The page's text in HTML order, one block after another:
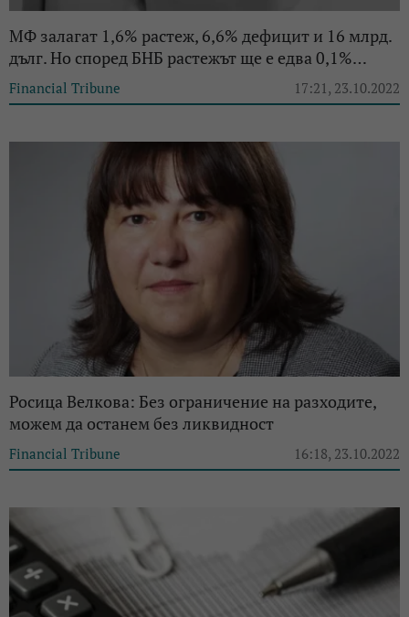
МФ залагат 1,6% растеж, 6,6% дефицит и 16 млрд.
дълг. Но според БНБ растежът ще е едва 0,1%…
Financial Tribune 17:21, 23.10.2022
Росица Велкова: Без ограничение на разходите,
можем да останем без ликвидност
Financial Tribune 16:18, 23.10.2022